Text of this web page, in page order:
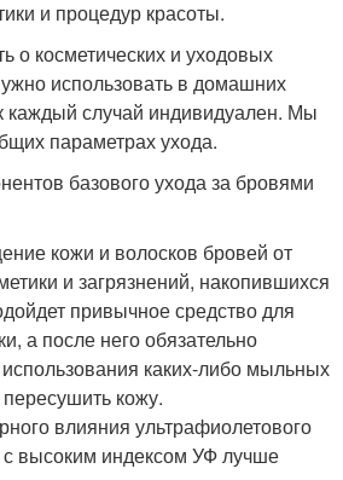
и процедур красоты.
о косметических и уходовых
использовать в домашних
каждый случай индивидуален. Мы
параметрах ухода.
базового ухода за бровями
кожи и волосков бровей от
и загрязнений, накопившихся
привычное средство для
а после него обязательно
каких-либо мыльных
кожу.
влияния ультрафиолетового
с высоким индексом УФ лучше